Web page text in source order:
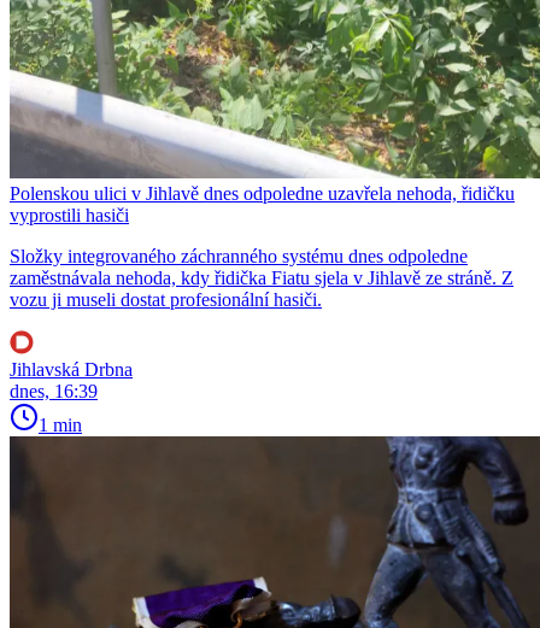
Polenskou ulici v Jihlavě dnes odpoledne uzavřela nehoda, řidičku
vyprostili hasiči
Složky integrovaného záchranného systému dnes odpoledne
zaměstnávala nehoda, kdy řidička Fiatu sjela v Jihlavě ze stráně. Z
vozu ji museli dostat profesionální hasiči.
Jihlavská Drbna
dnes, 16:39
1 min